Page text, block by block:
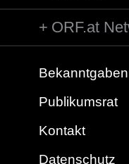
ORF.at
Publikumsrat
Kontakt
Datenschutz